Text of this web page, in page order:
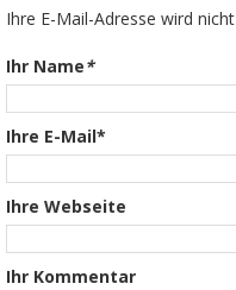
Ihre E-Mail-Adresse wird
Ihr Name*
Ihre E-Mail*
Ihre Webseite
Ihr Kommentar